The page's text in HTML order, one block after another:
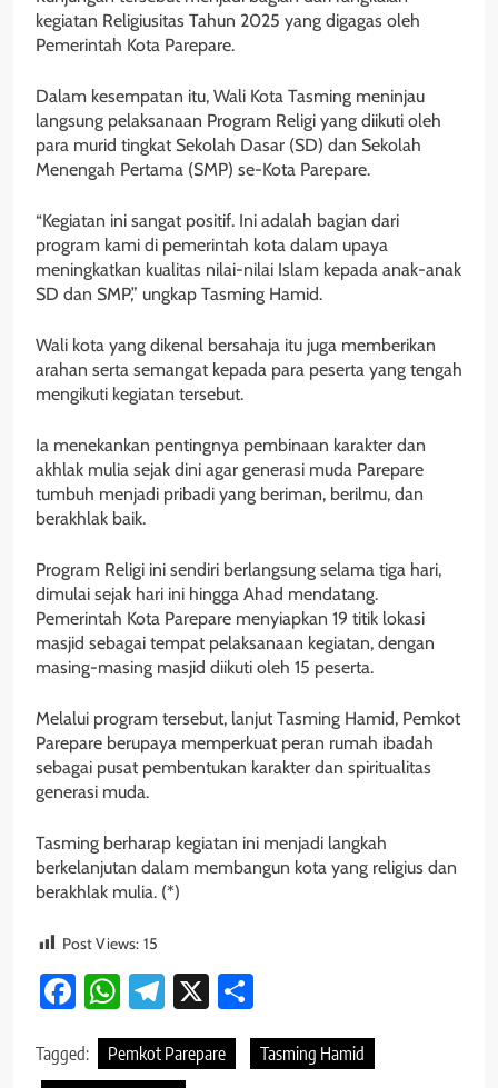
kegiatan Religiusitas Tahun 2025 yang digagas oleh
Pemerintah Kota Parepare.
Dalam kesempatan itu, Wali Kota Tasming meninjau
langsung pelaksanaan Program Religi yang diikuti oleh
para murid tingkat Sekolah Dasar (SD) dan Sekolah
Menengah Pertama (SMP) se-Kota Parepare.
“Kegiatan ini sangat positif. Ini adalah bagian dari
program kami di pemerintah kota dalam upaya
meningkatkan kualitas nilai-nilai Islam kepada anak-anak
SD dan SMP,” ungkap Tasming Hamid.
Wali kota yang dikenal bersahaja itu juga memberikan
arahan serta semangat kepada para peserta yang tengah
mengikuti kegiatan tersebut.
Ia menekankan pentingnya pembinaan karakter dan
akhlak mulia sejak dini agar generasi muda Parepare
tumbuh menjadi pribadi yang beriman, berilmu, dan
berakhlak baik.
Program Religi ini sendiri berlangsung selama tiga hari,
dimulai sejak hari ini hingga Ahad mendatang.
Pemerintah Kota Parepare menyiapkan 19 titik lokasi
masjid sebagai tempat pelaksanaan kegiatan, dengan
masing-masing masjid diikuti oleh 15 peserta.
Melalui program tersebut, lanjut Tasming Hamid, Pemkot
Parepare berupaya memperkuat peran rumah ibadah
sebagai pusat pembentukan karakter dan spiritualitas
generasi muda.
Tasming berharap kegiatan ini menjadi langkah
berkelanjutan dalam membangun kota yang religius dan
berakhlak mulia. (*)
Post Views: 15
Facebook
WhatsApp
Telegram
X
Tagged: Pemkot Parepare
Tasming Hamid